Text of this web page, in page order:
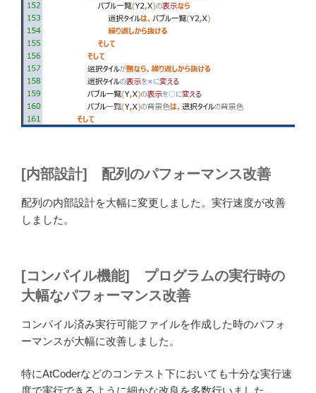
[内部設計] 配列のパフォーマンス改善
配列の内部設計を大幅に変更しました。実行速度が改善
しました。
[コンパイル機能] プログラムの実行時の
大幅なパフォーマンス改善
コンパイル済み実行可能ファイルを作成した時のパフォ
ーマンスが大幅に改善しました。
特にAtCoderなどのコンテスト下においても十分な実行速